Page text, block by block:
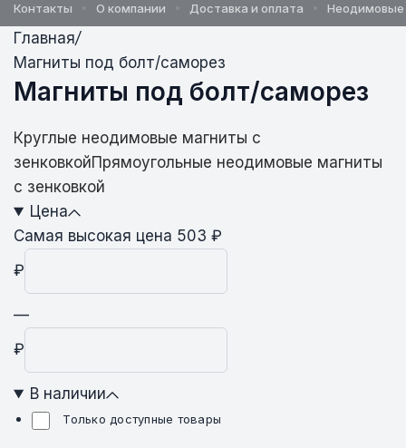
Контакты О компании Доставка и оплата
Главная/
Магниты под болт/саморез
Магниты под болт/саморез
Круглые неодимовые магниты с
зенковкойПрямоугольные неодимовые магниты
с зенковкой
Цена
Самая высокая цена 503 ₽
₽
—
₽
В наличии
Только доступные товары